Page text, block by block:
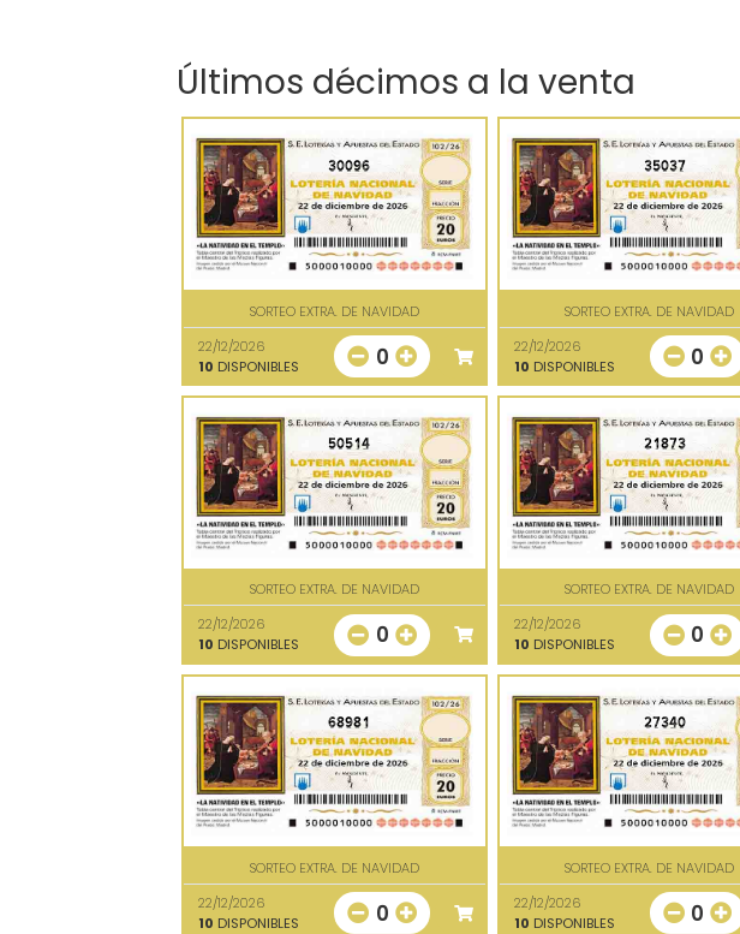
Últimos décimos a la venta
30096
SORTEO EXTRA. DE NAVIDAD
22/12/2026
10 DISPONIBLES 0
35037
SORTEO EXTRA. DE NAVIDAD
22/12/2026
10 DISPONIBLES 0
50514
SORTEO EXTRA. DE NAVIDAD
22/12/2026
10 DISPONIBLES 0
21873
SORTEO EXTRA. DE NAVIDAD
22/12/2026
10 DISPONIBLES 0
68981
SORTEO EXTRA. DE NAVIDAD
22/12/2026
10 DISPONIBLES 0
27340
SORTEO EXTRA. DE NAVIDAD
22/12/2026
10 DISPONIBLES 0